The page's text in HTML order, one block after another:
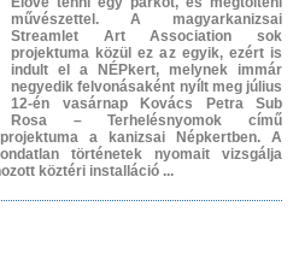
művészettel. A magyarkanizsai
Streamlet Art Association sok
projektuma közül ez az egyik, ezért is
indult el a NÉPkert, melynek immár
negyedik felvonásaként nyílt meg július
12-én vasárnap Kovács Petra Sub
Rosa – Terhelésnyomok című
a kanizsai Népkertben. A
történetek nyomait vizsgálja
köztéri installáció ...